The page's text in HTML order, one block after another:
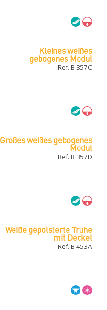
Kleines weißes
gebogenes Modul
Ref. B 357C
Großes weißes gebogenes
Modul
Ref. B 357D
Weiße gepolsterte Truhe
mit Deckel
Ref. B 453A